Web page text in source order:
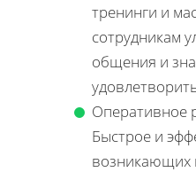
тренинги и
сотрудникам
общения и
Оперативное
Быстрое и
возникающих